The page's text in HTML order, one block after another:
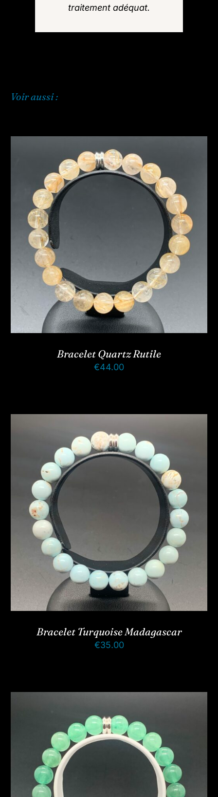
traitement adéquat.
Voir aussi :
Bracelet Quartz Rutile
€44.00
Bracelet Turquoise Madagascar
€35.00